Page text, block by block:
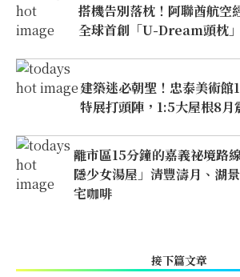
搭機告別落枕！阿聯酋航空
全球首創「U-Dream頭枕
建築迷必朝聖！忠泰美術館
特展打頭陣，1:5大屋根8月
離市區15分鐘的嘉義祕境路
隱少女湯屋」清豐濤月、湖
宅咖啡
接下篇文章